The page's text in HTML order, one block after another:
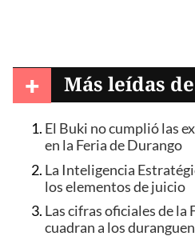
+ Más leídas de
El Buki no cumplió las
en la Feria de Durango
La Inteligencia
los elementos de juicio
Las cifras oficiales de la
cuadran a los